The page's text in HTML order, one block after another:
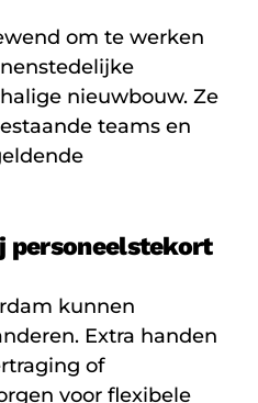
om te werken
nieuwbouw. Ze
teams en
personeelstekort
kunnen
Extra handen
of
voor flexibele